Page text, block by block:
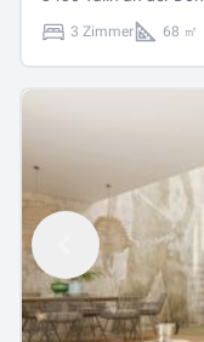
3 Zimmer 68 ㎡